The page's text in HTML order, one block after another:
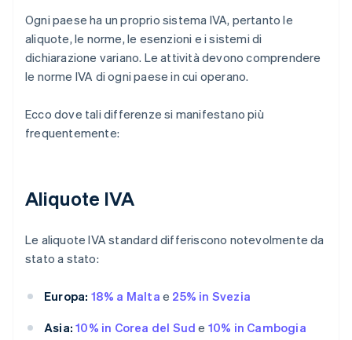
Ogni paese ha un proprio sistema IVA, pertanto le
aliquote, le norme, le esenzioni e i sistemi di
dichiarazione variano. Le attività devono comprendere
le norme IVA di ogni paese in cui operano.
Ecco dove tali differenze si manifestano più
frequentemente:
Aliquote IVA
Le aliquote IVA standard differiscono notevolmente da
stato a stato:
Europa: 18% a Malta e 25% in Svezia
Asia: 10% in Corea del Sud e 10% in Cambogia